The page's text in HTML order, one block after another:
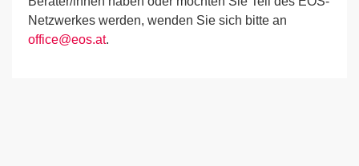
Netzwerkes werden, wenden Sie sich bitte an
office@eos.at.